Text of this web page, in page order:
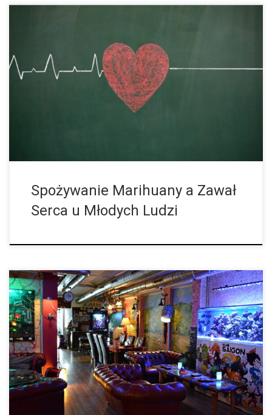
Zawały Serca Są Częstsze Wśród Młodych Użytkowników
Marihuany Ryzyko ataku serca wydaje się podwajać u młodych
dorosłych, którzy używają marihuany. Tak wynika z
reprezentatywnych badań przeprowadzonych w USA. Duszność i
Spożywanie Marihuany a Zawał
Serca u Młodych Ludzi
Czy To Już Koniec Klubów Kannabisowych w Europejskiej Mekce
Marihuany? Orzeczenie Sądu Najwyższego Katalonii może
oznaczać koniec klubów społecznych zajmujących się handlem
marihuaną. Od momentu wejścia w życie wyroku, katalońskie […]